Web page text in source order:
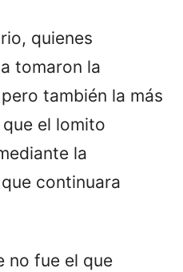
quienes
tomaron la
también la más
el lomito
la
continuara
no fue el que